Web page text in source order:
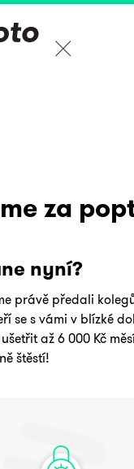
za
nyní?
právě předali
se s vámi v blízké
až 6 000 Kč
štěstí!